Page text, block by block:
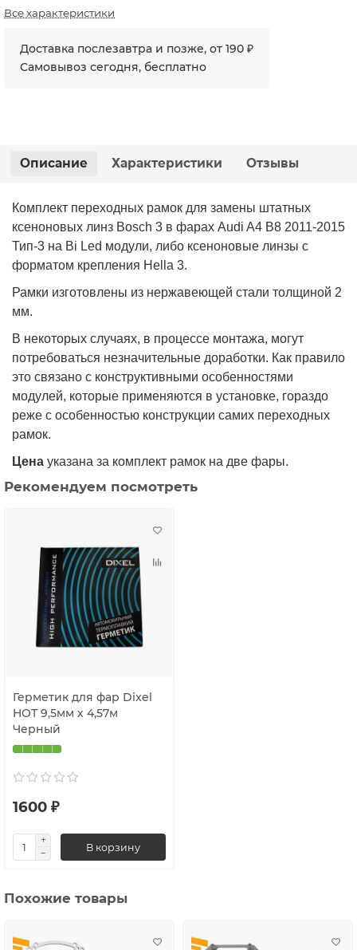
Все характеристики
Доставка послезавтра и позже, от 190 ₽
Самовывоз сегодня, бесплатно
Описание Характеристики Отзывы
Комплект переходных рамок для замены штатных
ксеноновых линз Bosch 3 в фарах Audi A4 B8 2011-2015
Тип-3 на Bi Led модули, либо ксеноновые линзы с
форматом крепления Hella 3.
Рамки изготовлены из нержавеющей стали толщиной 2
мм.
В некоторых случаях, в процессе монтажа, могут
потребоваться незначительные доработки. Как правило
это связано с конструктивными особенностями
модулей, которые применяются в установке, гораздо
реже с особенностью конструкции самих переходных
рамок.
Цена указана за комплект рамок на две фары.
Рекомендуем посмотреть
Герметик для фар Dixel
HOT 9,5мм х 4,57м
Черный
1600 ₽
В корзину
Похожие товары